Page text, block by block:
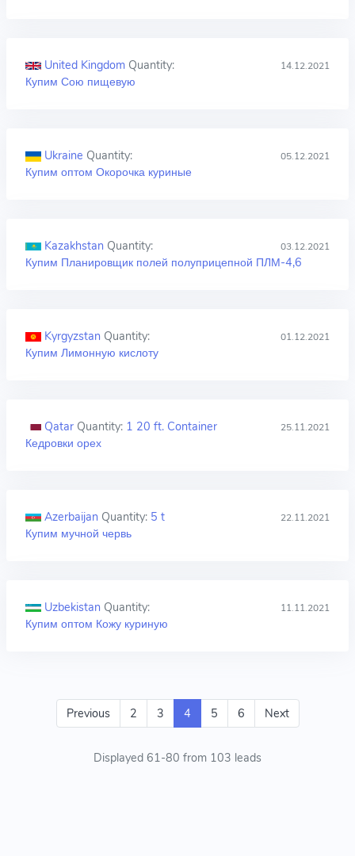
United Kingdom Quantity: 14.12.2021
Купим Сою пищевую
Ukraine Quantity: 05.12.2021
Купим оптом Окорочка куриные
Kazakhstan Quantity: 03.12.2021
Купим Планировщик полей полуприцепной ПЛМ-4,6
Kyrgyzstan Quantity: 01.12.2021
Купим Лимонную кислоту
Qatar Quantity: 1 20 ft. Container 25.11.2021
Кедровки орех
Azerbaijan Quantity: 5 t 22.11.2021
Купим мучной червь
Uzbekistan Quantity: 11.11.2021
Купим оптом Кожу куриную
Previous 2 3 4 5 6 Next
Displayed 61-80 from 103 leads